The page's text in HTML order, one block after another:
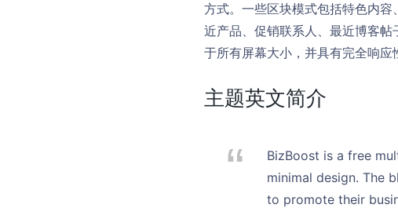
方式。一些区块模式包括特色内
近产品、促销联系人、最近博客
于所有屏幕大小，并具有完全响应
主题英文简介
BizBoost is a free
minimal design. The
to promote their